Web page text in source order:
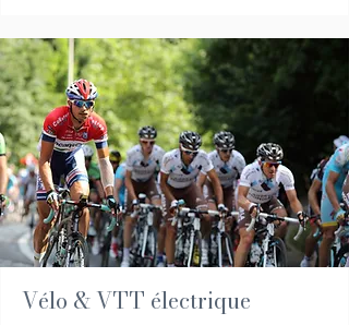
Vélo & VTT électrique